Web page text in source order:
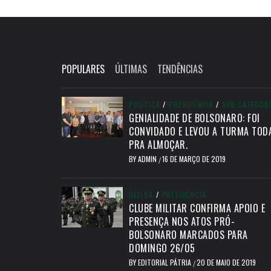
POPULARES ÚLTIMAS TENDÊNCIAS
POLÍTICA / PRESIDÊNCIA / SEM
GENIALIDADE DE BOLSONARO: FOI
CONVIDADO E LEVOU A TURMA
PRA ALMOÇAR.
BYADMIN /16 DE MARÇO DE 2019
DEFESA / PRESIDÊNCIA
CLUBE MILITAR CONFIRMA APOIO E
PRESENÇA NOS ATOS PRÓ-
BOLSONARO MARCADOS PARA
DOMINGO 26/05
BYEDITORIAL PÁTRIA /20 DE MAIO DE 2019